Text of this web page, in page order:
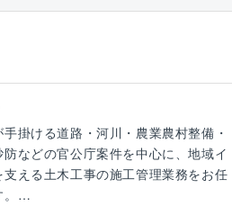
種類が多岐にわたるため、高度かつ
術が身につきます。
：
現場でのOJTや階層別教育を通して業
について学んで頂きます。将来的には
同レベルの知識を身に着けることがで
手掛ける道路・河川・農業農村整備・
防などの官公庁案件を中心に、地域イ
支える土木工事の施工管理業務をお任